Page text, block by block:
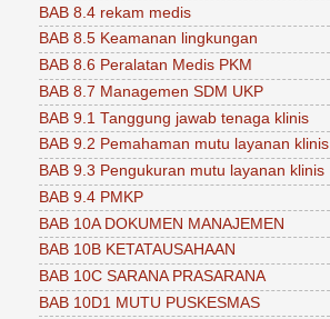
BAB 8.4 rekam medis
BAB 8.5 Keamanan lingkungan
BAB 8.6 Peralatan Medis PKM
BAB 8.7 Managemen SDM UKP
BAB 9.1 Tanggung jawab tenaga klinis
BAB 9.2 Pemahaman mutu layanan klinis
BAB 9.3 Pengukuran mutu layanan klinis
BAB 9.4 PMKP
BAB 10A DOKUMEN MANAJEMEN
BAB 10B KETATAUSAHAAN
BAB 10C SARANA PRASARANA
BAB 10D1 MUTU PUSKESMAS